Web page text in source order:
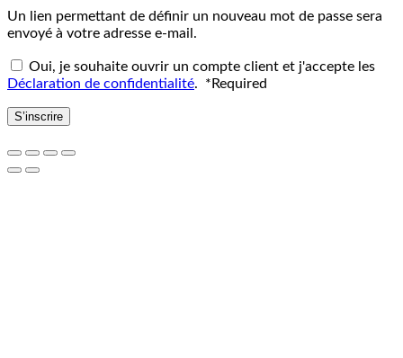
Un lien permettant de définir un nouveau mot de passe sera
envoyé à votre adresse e-mail.
Oui, je souhaite ouvrir un compte client et j'accepte les
Déclaration de confidentialité. * Required
S’inscrire